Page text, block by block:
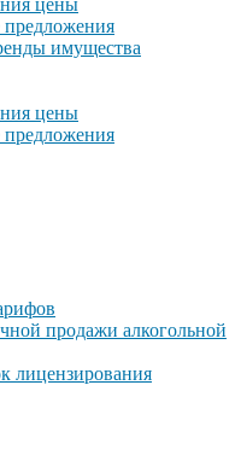
цены
имущества
цены
продажи алкогольной
лицензирования